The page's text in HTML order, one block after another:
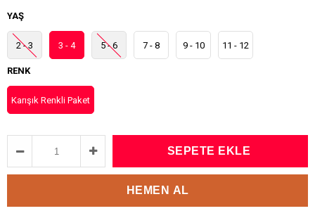
YAŞ
2 - 3 3 - 4 5 - 6 7 - 8 9 - 10 11 - 12
RENK
Karışık Renkli Paket